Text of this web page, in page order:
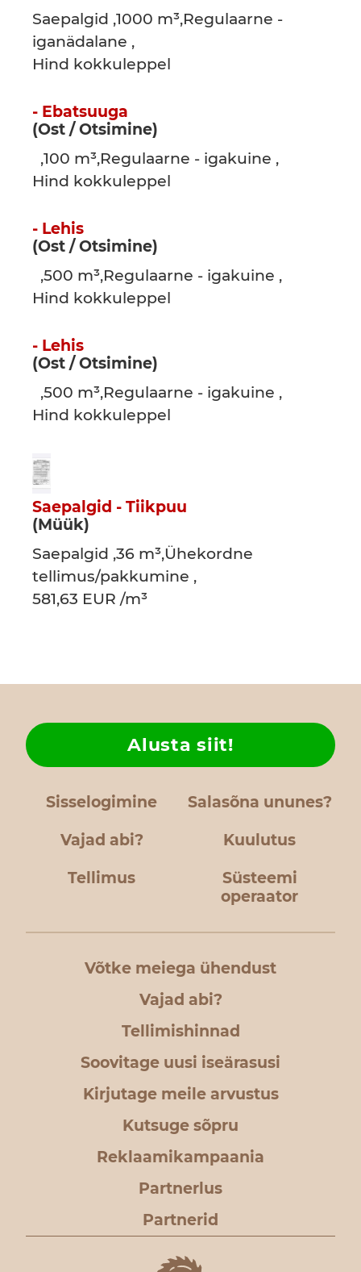
Saepalgid ,1000 m³,Regulaarne -
iganädalane ,
Hind kokkuleppel
- Ebatsuuga
(Ost / Otsimine)
,100 m³,Regulaarne - igakuine ,
Hind kokkuleppel
- Lehis
(Ost / Otsimine)
,500 m³,Regulaarne - igakuine ,
Hind kokkuleppel
- Lehis
(Ost / Otsimine)
,500 m³,Regulaarne - igakuine ,
Hind kokkuleppel
Saepalgid - Tiikpuu
(Müük)
Saepalgid ,36 m³,Ühekordne
tellimus/pakkumine ,
581,63 EUR /m³
Sisselogimine Salasõna ununes?
Vajad abi?
Alusta siit!
Kuulutus
Tellimus
Süsteemi
operaator
Võtke meiega ühendust
Vajad abi?
Tellimishinnad
Soovitage uusi iseärasusi
Kirjutage meile arvustus
Kutsuge sõpru
Reklaamikampaania
Partnerlus
Partnerid